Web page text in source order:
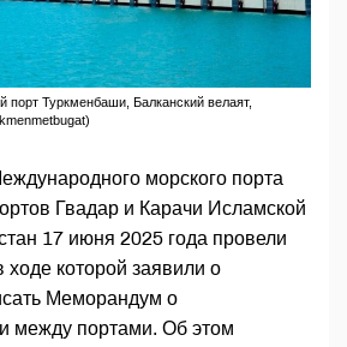
Туркменбаши, Балканский велаят,
морского порта
Гвадар и Карачи Исламской
17 июня 2025 года провели
ходе которой заявили о
Меморандум о
между портами. Об этом